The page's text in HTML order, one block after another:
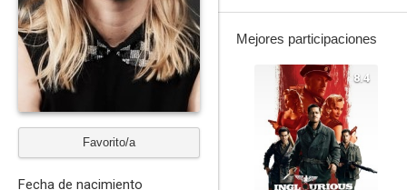
Favorito/a
Fecha de nacimiento
Mejores participaciones
8.4